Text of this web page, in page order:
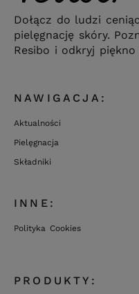
Dołącz do ludzi
pielęgnację skóry.
Resibo i odkryj piękno
NAWIGACJA:
Aktualności
Pielęgnacja
Składniki
INNE:
Polityka Cookies
PRODUKTY: